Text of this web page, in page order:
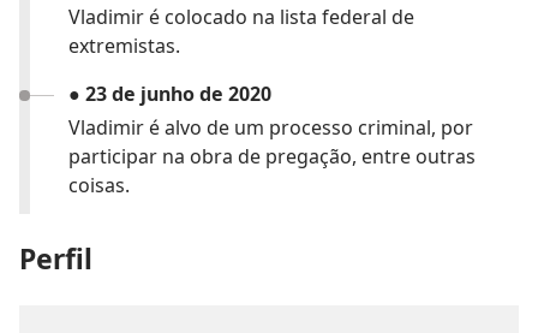
Vladimir é colocado na lista federal de
extremistas.
● 23 de junho de 2020
Vladimir é alvo de um processo criminal, por
participar na obra de pregação, entre outras
coisas.
Perfil